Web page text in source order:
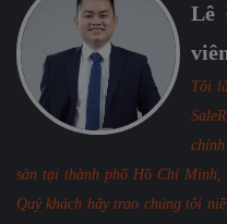
Lê
Tôi
sản tại thành phố Hồ Chí
Quý khách hãy trao chúng tôi